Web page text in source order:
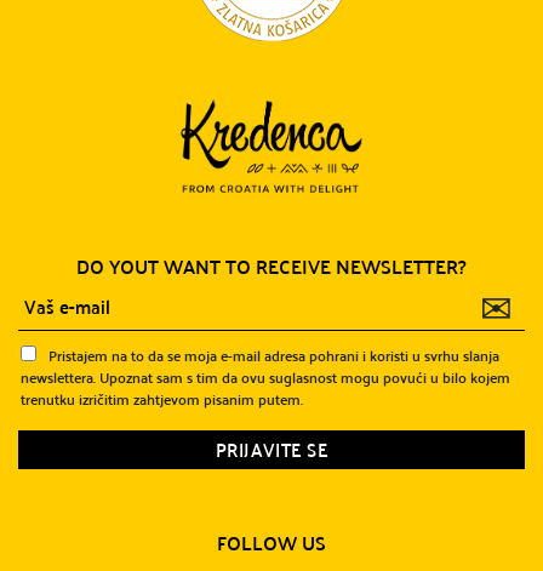
DO YOUT WANT TO RECEIVE NEWSLETTER?
✉
Pristajem na to da se moja e-mail adresa pohrani i koristi u svrhu slanja
newslettera. Upoznat sam s tim da ovu suglasnost mogu povući u bilo kojem
trenutku izričitim zahtjevom pisanim putem.
FOLLOW US